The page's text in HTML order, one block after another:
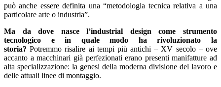
può anche essere definita una “metodologia tecnica relativa a una
particolare arte o industria”.
Ma da dove nasce l’industrial design come strumento
tecnologico e in quale modo ha rivoluzionato la
storia? Potremmo risalire ai tempi più antichi – XV secolo – ove
accanto a macchinari già perfezionati erano presenti manifatture ad
alta specializzazione: la genesi della moderna divisione del lavoro e
delle attuali linee di montaggio.